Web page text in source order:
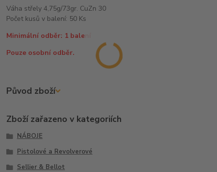
Váha střely 4,75g/73gr. CuZn 30
Počet kusů v balení: 50 Ks
Minimální odběr: 1 balení
Pouze osobní odběr.
Původ zboží
Zboží zařazeno v kategoriích
NÁBOJE
Pistolové a Revolverové
Sellier & Bellot